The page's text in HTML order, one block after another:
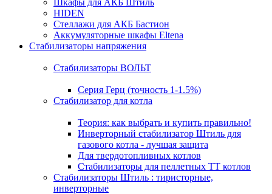
Шкафы для АКБ Штиль
HIDEN
Стеллажи для АКБ Бастион
Аккумуляторные шкафы Eltena
Стабилизаторы напряжения
Стабилизаторы ВОЛЬТ
Серия Герц (точность 1-1.5%)
Стабилизатор для котла
Теория: как выбрать и купить правильно!
Инверторный стабилизатор Штиль для
газового котла - лучшая защита
Для твердотопливных котлов
Стабилизаторы для пеллетных ТТ котлов
Стабилизаторы Штиль : тиристорные,
инверторные